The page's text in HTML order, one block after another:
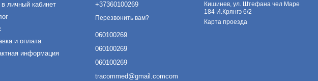
личный кабинет
и оплата
информация
+37360100269
Перезвонить вам?
060100269
060100269
060100269
tracommed@gmail.comcom
Кишинев, ул. Штефана чел Маре
184 И.Крянгэ 6/2
Карта проезда